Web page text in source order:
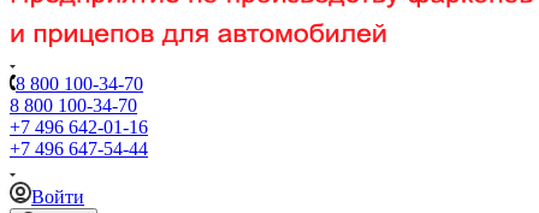
8 800 100-34-70
8 800 100-34-70
+7 496 642-01-16
+7 496 647-54-44
Войти